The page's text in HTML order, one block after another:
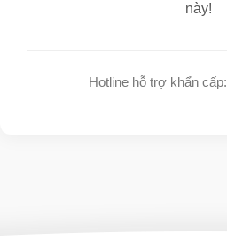
này!
Hotline hỗ trợ khẩn cấp: